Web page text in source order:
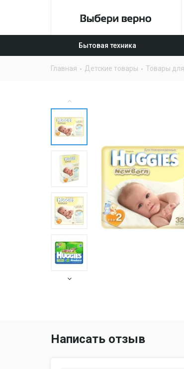
Бытовая техника
Главная Детские товары Товары
Написать отзыв